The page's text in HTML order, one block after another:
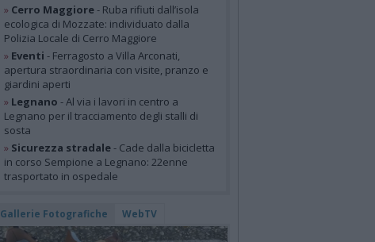
» Cerro Maggiore- Ruba rifiuti dall’isola
ecologica di Mozzate: individuato dalla
Polizia Locale di Cerro Maggiore
» Eventi - Ferragosto a Villa Arconati,
apertura straordinaria con visite, pranzo e
giardini aperti
» Legnano - Al via i lavori in centro a
Legnano per il tracciamento degli stalli di
sosta
» Sicurezza stradale- Cade dalla bicicletta
in corso Sempione a Legnano: 22enne
trasportato in ospedale
Gallerie Fotografiche WebTV